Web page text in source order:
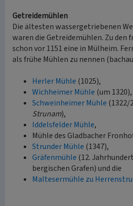
Getreidemühlen
Die ältesten wassergetriebenen
waren die Getreidemühlen. Zu den
schon vor 1151 eine in Mülheim.
als frühe Mühlen zu nennen
Herler Mühle (1025),
Wichheimer Mühle (um 1320),
Schweinheimer Mühle (1322/
Strunam),
Iddelsfelder Mühle,
Mühle des Gladbacher
Strunder Mühle (1347),
Gräfenmühle (12.
bergischen Grafen) und die
Maltesermühle zu